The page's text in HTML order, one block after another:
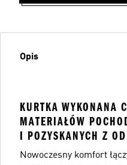
Opis
KURTKA WYKONANA
MATERIAŁÓW
I POZYSKANYCH Z
Nowoczesny komfort